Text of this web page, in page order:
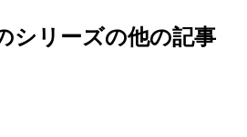
シリーズの他の記事